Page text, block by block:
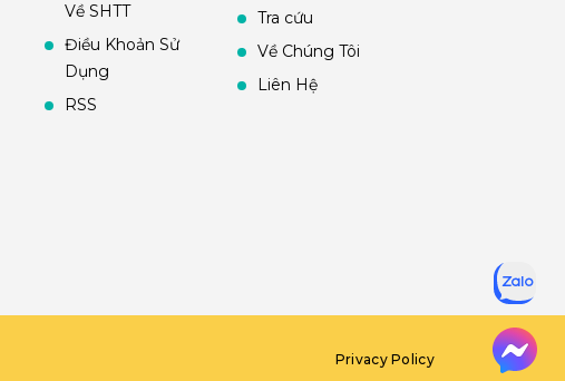
Về SHTT
Điều Khoản Sử
Dụng
RSS
Tra cứu
Về Chúng Tôi
Liên Hệ
Privacy Policy